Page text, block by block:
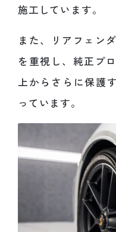
施工しています。
また、リアフェン
を重視し、純正プ
上からさらに保護
っています。